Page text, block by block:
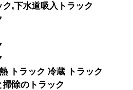
,下水道吸入トラック
トラック 冷蔵 トラック
掃除のトラック